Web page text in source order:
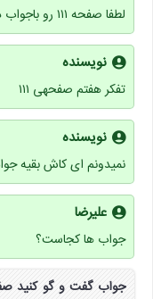
لطفا صفحه ۱۱۱ رو باجواب در سایت قرار بدین ممنون
نویسنده
تفکر هفتم صفحهی ۱۱۱
نویسنده
نمیدونم ای کاش بقیه
علیرضا
جواب ها کجاست؟